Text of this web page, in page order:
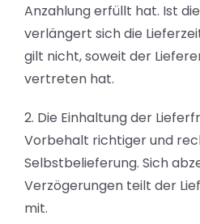
Anzahlung erfüllt hat. Ist
verlängert sich die
gilt nicht, soweit der
vertreten hat.
2. Die Einhaltung der
Vorbehalt richtiger und
Selbstbelieferung. Sich
Verzögerungen teilt der
mit.